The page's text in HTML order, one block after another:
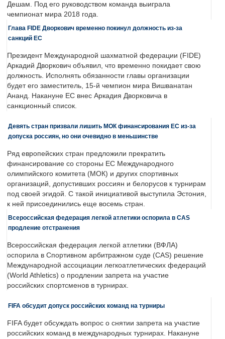
Дешам. Под его руководством команда выиграла
чемпионат мира 2018 года.
Глава FIDE Дворкович временно покинул должность из-за
санкций ЕС
Президент Международной шахматной федерации (FIDE)
Аркадий Дворкович объявил, что временно покидает свою
должность. Исполнять обязанности главы организации
будет его заместитель, 15-й чемпион мира Вишванатан
Ананд. Накануне ЕС внес Аркадия Дворковича в
санкционный список.
Девять стран призвали лишить МОК финансирования ЕС из-за
допуска россиян, но они очевидно в меньшинстве
Ряд европейских стран предложили прекратить
финансирование со стороны ЕС Международного
олимпийского комитета (МОК) и других спортивных
организаций, допустивших россиян и белорусов к турнирам
под своей эгидой. С такой инициативой выступила Эстония,
к ней присоединились еще восемь стран.
Всероссийская федерация легкой атлетики оспорила в CAS
продление отстранения
Всероссийская федерация легкой атлетики (ВФЛА)
оспорила в Спортивном арбитражном суде (CAS) решение
Международной ассоциации легкоатлетических федераций
(World Athletics) о продлении запрета на участие
российских спортсменов в турнирах.
FIFA обсудит допуск российских команд на турниры
FIFA будет обсуждать вопрос о снятии запрета на участие
российских команд в международных турнирах. Накануне